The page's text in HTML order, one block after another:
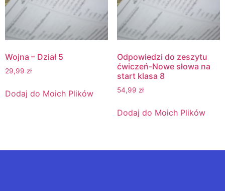
Wojna – Dział 5
29,99 zł
Dodaj do Moich Plików
Odpowiedzi do zeszytu
ćwiczeń-Nowe słowa na
start klasa 8
54,99 zł
Dodaj do Moich Plików